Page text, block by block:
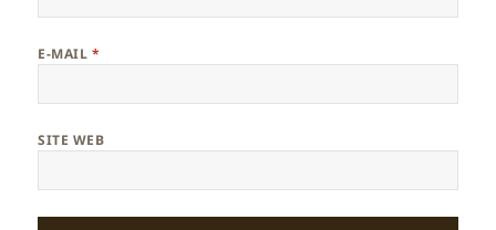
E-MAIL *
SITE WEB